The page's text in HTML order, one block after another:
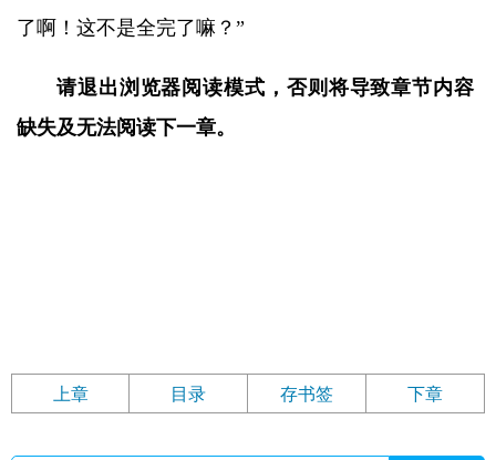
了啊！这不是全完了嘛？”
请退出浏览器阅读模式，否则将导致章节内容
缺失及无法阅读下一章。
上章 目录 存书签 下章